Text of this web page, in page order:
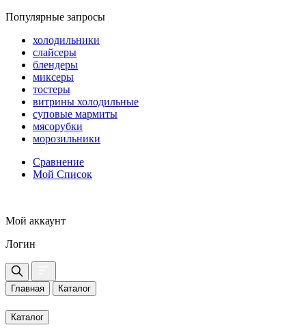
Популярные запросы
холодильники
слайсеры
блендеры
миксеры
тостеры
витрины холодильные
суповые мармиты
мясорубки
морозильники
Сравнение
Мой Список
Мой аккаунт
Логин
Главная Каталог
Каталог